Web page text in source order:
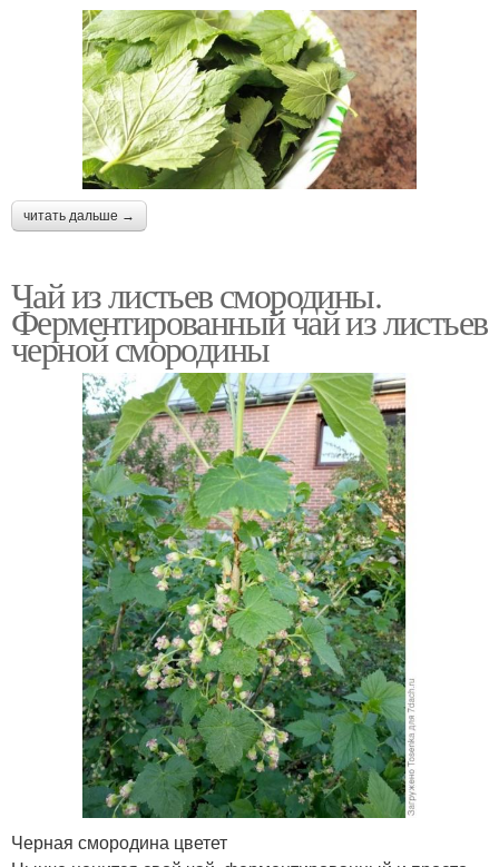
читать дальше →
Чай из листьев смородины.
Ферментированный чай из листьев
черной смородины
Черная смородина цветет